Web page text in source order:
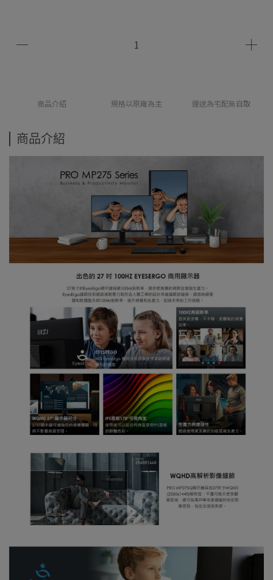
商品介紹 規格以原廠為主 運送為宅配無自取
商品介紹